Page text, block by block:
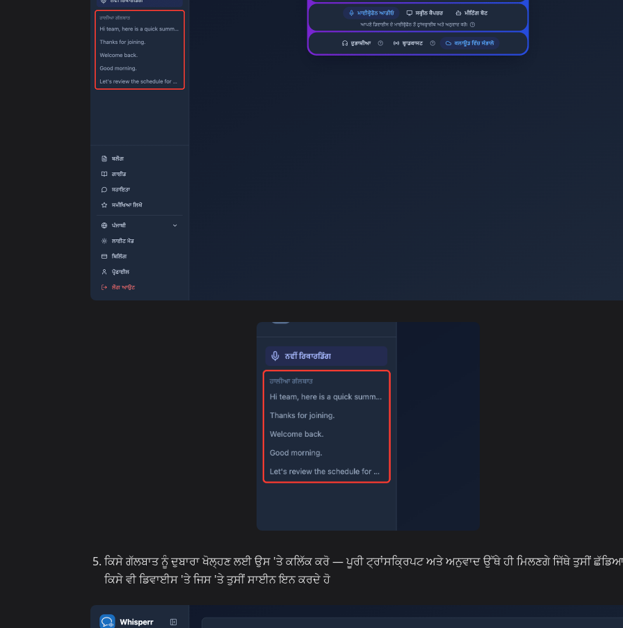
ਕਿਸੇ ਗੱਲਬਾਤ ਨੂੰ ਦੁਬਾਰਾ ਖੋਲ੍ਹਣ ਲਈ ਉਸ 'ਤੇ ਕਲਿੱਕ ਕਰੋ — ਪੂਰੀ ਟ੍ਰਾਂਸਕ੍ਰਿਪਟ ਅਤੇ ਅਨੁਵਾਦ ਉੱਥੇ ਹੀ ਮਿਲਣਗੇ ਜਿੱਥੇ ਤੁਸੀਂ
ਕਿਸੇ ਵੀ ਡਿਵਾਈਸ 'ਤੇ ਜਿਸ 'ਤੇ ਤੁਸੀਂ ਸਾਈਨ ਇਨ ਕਰਦੇ ਹੋ